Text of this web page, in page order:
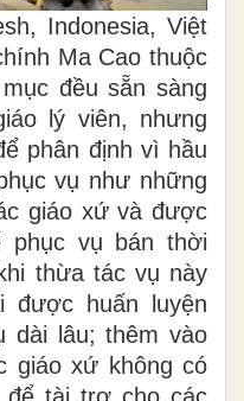
Indonesia, Việt
Ma Cao thuộc
đều sẵn sàng
lý viên, nhưng
phân định vì hầu
vụ như những
giáo xứ và được
phục vụ bán thời
thừa tác vụ này
được huấn luyện
dài lâu; thêm vào
giáo xứ không có